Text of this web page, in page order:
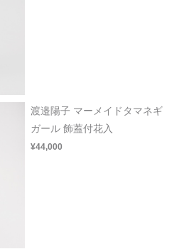
渡邉陽子 マーメイドタマネギ
ガール 飾蓋付花入
¥44,000